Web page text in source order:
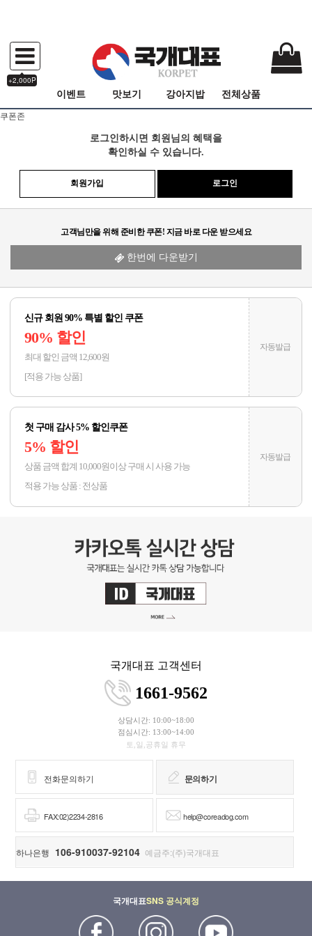
+2,000P
이벤트 맛보기 강아지밥 전체상품
쿠폰존
로그인하시면 회원님의 혜택을
확인하실 수 있습니다.
회원가입 로그인
고객님만을 위해 준비한 쿠폰! 지금 바로 다운 받으세요
한번에 다운받기
신규 회원 90% 특별 할인 쿠폰
90% 할인
최대 할인 금액 12,600원
[적용 가능 상품]
자동발급
첫 구매 감사 5% 할인쿠폰
5% 할인
상품 금액 합계 10,000원이상 구매 시 사용 가능
적용 가능 상품 : 전상품
자동발급
국개대표 고객센터
1661-9562
상담시간: 10:00~18:00
점심시간: 13:00~14:00
토,일,공휴일 휴무
전화문의하기 문의하기
FAX:02)2234-2816 help@coreadog.com
하나은행 106-910037-92104 예금주:(주)국개대표
국개대표SNS 공식계정